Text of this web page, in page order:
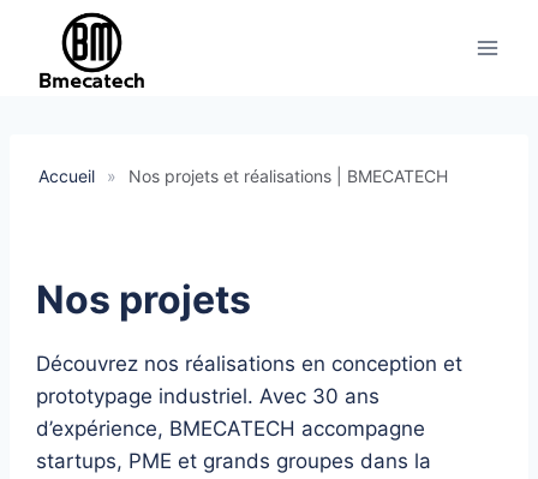
contenu
Accueil » Nos projets et réalisations | BMECATECH
Nos projets
Découvrez nos réalisations en conception et
prototypage industriel. Avec 30 ans
d’expérience, BMECATECH accompagne
startups, PME et grands groupes dans la